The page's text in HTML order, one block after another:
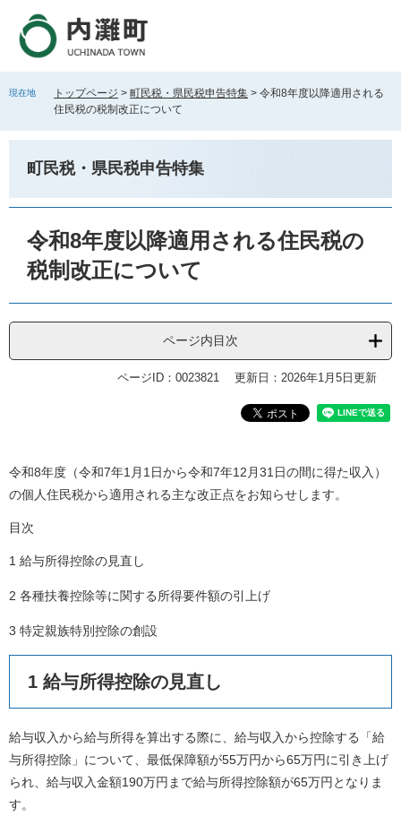
す
し
文
現在地 トップページ > 町民税・県民税申告特集 > 令和8年度以降適用される
住民税の税制改正について
町民税・県民税申告特集
令和8年度以降適用される住民税の
税制改正について
ページ内目次
ページID：0023821 更新日：2026年1月5日更新
令和8年度（令和7年1月1日から令和7年12月31日の間に得た収入）
の個人住民税から適用される主な改正点をお知らせします。
目次
1 給与所得控除の見直し
2 各種扶養控除等に関する所得要件額の引上げ
3 特定親族特別控除の創設
1 給与所得控除の見直し
給与収入から給与所得を算出する際に、給与収入から控除する「給
与所得控除」について、最低保障額が55万円から65万円に引き上げ
られ、給与収入金額190万円まで給与所得控除額が65万円となりま
す。